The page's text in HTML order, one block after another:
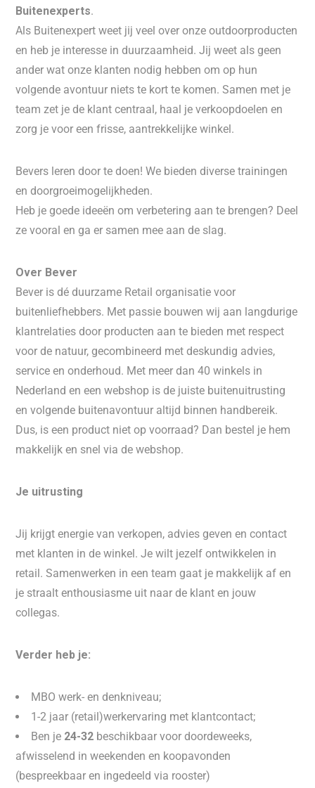
Buitenexperts.
Als Buitenexpert weet jij veel over onze outdoorproducten
en heb je interesse in duurzaamheid. Jij weet als geen
ander wat onze klanten nodig hebben om op hun
volgende avontuur niets te kort te komen. Samen met je
team zet je de klant centraal, haal je verkoopdoelen en
zorg je voor een frisse, aantrekkelijke winkel.
Bevers leren door te doen! We bieden diverse trainingen
en doorgroeimogelijkheden.
Heb je goede ideeën om verbetering aan te brengen? Deel
ze vooral en ga er samen mee aan de slag.
Over Bever
Bever is dé duurzame Retail organisatie voor
buitenliefhebbers. Met passie bouwen wij aan langdurige
klantrelaties door producten aan te bieden met respect
voor de natuur, gecombineerd met deskundig advies,
service en onderhoud. Met meer dan 40 winkels in
Nederland en een webshop is de juiste buitenuitrusting
en volgende buitenavontuur altijd binnen handbereik.
Dus, is een product niet op voorraad? Dan bestel je hem
makkelijk en snel via de webshop.
Je uitrusting
Jij krijgt energie van verkopen, advies geven en contact
met klanten in de winkel. Je wilt jezelf ontwikkelen in
retail. Samenwerken in een team gaat je makkelijk af en
je straalt enthousiasme uit naar de klant en jouw
collegas.
Verder heb je:
MBO werk- en denkniveau;
1-2 jaar (retail)werkervaring met klantcontact;
Ben je 24-32 beschikbaar voor doordeweeks,
afwisselend in weekenden en koopavonden
(bespreekbaar en ingedeeld via rooster)